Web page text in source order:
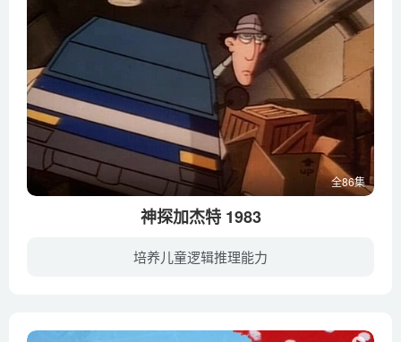
全86集
神探加杰特 1983
培养儿童逻辑推理能力